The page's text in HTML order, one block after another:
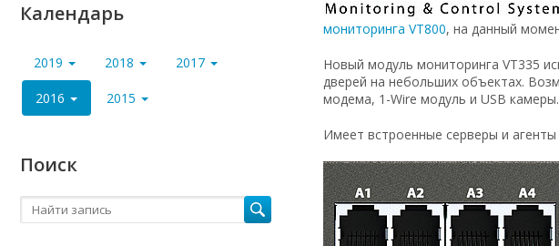
мониторинга VT800, на данный
Новый модуль мониторинга VT335
дверей на небольших объектах.
модема, 1-Wire модуль и USB камеры.
Имеет встроенные серверы и агенты
Календарь
2019 2018 2017
2016 2015
Поиск